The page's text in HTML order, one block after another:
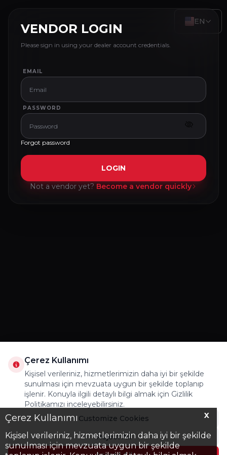
X
Çerez Kullanımı
Kişisel verileriniz, hizmetlerimizin daha iyi bir şekilde
sunulması için mevzuata uygun bir şekilde
VENDOR LOGIN
Please sign in using your dealer account credentials.
EMAIL
PASSWORD
Forgot password
LOGIN
Not a vendor yet?Become a vendor quickly
EN
Çerez Kullanımı
Kişisel verileriniz, hizmetlerimizin daha iyi bir şekilde
sunulması için mevzuata uygun bir şekilde toplanıp
işlenir. Konuyla ilgili detaylı bilgi almak için Gizlilik
Politikamızı inceleyebilirsiniz.
Customize Cookies
Reject All